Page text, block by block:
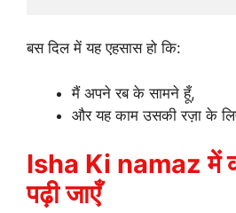
बस दिल में यह एहसास हो कि:
मैं अपने रब के सामने हूँ,
और यह काम उसकी रज़ा के
Isha Ki namaz में
पढ़ी जाएँ